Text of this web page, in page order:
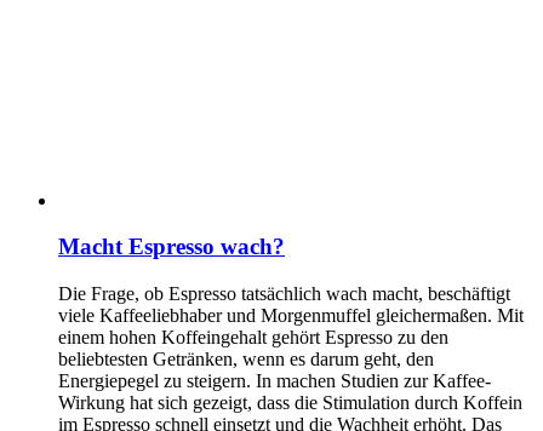
Macht Espresso wach?
Die Frage, ob Espresso tatsächlich wach macht, beschäftigt
viele Kaffeeliebhaber und Morgenmuffel gleichermaßen. Mit
einem hohen Koffeingehalt gehört Espresso zu den
beliebtesten Getränken, wenn es darum geht, den
Energiepegel zu steigern. In machen Studien zur Kaffee-
Wirkung hat sich gezeigt, dass die Stimulation durch Koffein
im Espresso schnell einsetzt und die Wachheit erhöht. Das